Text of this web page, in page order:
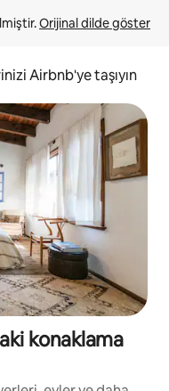
Orijinal dilde göster
Airbnb'ye taşıyın
konaklama